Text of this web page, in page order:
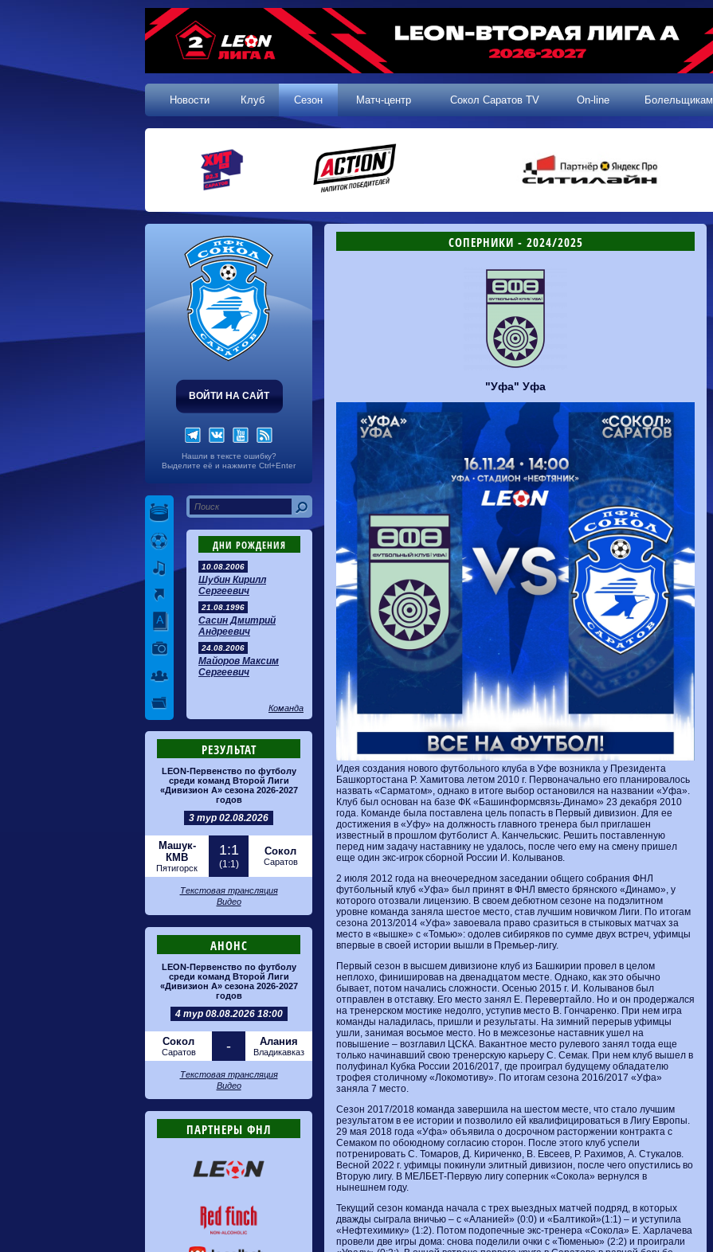
Новости Клуб Сезон Матч-центр Сокол Саратов TV On-line Болельщикам
ВОЙТИ НА САЙТ
Нашли в тексте ошибку?
Выделите её и нажмите Ctrl+Enter
ДНИ РОЖДЕНИЯ
10.08.2006
Шубин Кирилл
Сергеевич
21.08.1996
Сасин Дмитрий
Андреевич
24.08.2006
Майоров Максим
Сергеевич
Команда
РЕЗУЛЬТАТ
LEON-Первенство по футболу
среди команд Второй Лиги
«Дивизион А» сезона 2026-2027
годов
3 тур 02.08.2026
Машук-
КМВ
Пятигорск
1:1
(1:1)
Сокол
Саратов
Текстовая трансляция
Видео
АНОНС
LEON-Первенство по футболу
среди команд Второй Лиги
«Дивизион А» сезона 2026-2027
годов
4 тур 08.08.2026 18:00
Сокол
Саратов - Алания
Владикавказ
Текстовая трансляция
Видео
ПАРТНЕРЫ ФНЛ
СОПЕРНИКИ - 2024/2025
"Уфа" Уфа
Идея создания нового футбольного клуба в Уфе возникла у Президента
Башкортостана Р. Хамитова летом 2010 г. Первоначально его планировалось
назвать «Сарматом», однако в итоге выбор остановился на названии «Уфа».
Клуб был основан на базе ФК «Башинформсвязь-Динамо» 23 декабря 2010
года. Команде была поставлена цель попасть в Первый дивизион. Для ее
достижения в «Уфу» на должность главного тренера был приглашен
известный в прошлом футболист А. Канчельскис. Решить поставленную
перед ним задачу наставнику не удалось, после чего ему на смену пришел
еще один экс-игрок сборной России И. Колыванов.
2 июля 2012 года на внеочередном заседании общего собрания ФНЛ
футбольный клуб «Уфа» был принят в ФНЛ вместо брянского «Динамо», у
которого отозвали лицензию. В своем дебютном сезоне на подэлитном
уровне команда заняла шестое место, став лучшим новичком Лиги. По итогам
сезона 2013/2014 «Уфа» завоевала право сразиться в стыковых матчах за
место в «вышке» с «Томью»: одолев сибиряков по сумме двух встреч, уфимцы
впервые в своей истории вышли в Премьер-лигу.
Первый сезон в высшем дивизионе клуб из Башкирии провел в целом
неплохо, финишировав на двенадцатом месте. Однако, как это обычно
бывает, потом начались сложности. Осенью 2015 г. И. Колыванов был
отправлен в отставку. Его место занял Е. Перевертайло. Но и он продержался
на тренерском мостике недолго, уступив место В. Гончаренко. При нем игра
команды наладилась, пришли и результаты. На зимний перерыв уфимцы
ушли, занимая восьмое место. Но в межсезонье наставник ушел на
повышение – возглавил ЦСКА. Вакантное место рулевого занял тогда еще
только начинавший свою тренерскую карьеру С. Семак. При нем клуб вышел в
полуфинал Кубка России 2016/2017, где проиграл будущему обладателю
трофея столичному «Локомотиву». По итогам сезона 2016/2017 «Уфа»
заняла 7 место.
Сезон 2017/2018 команда завершила на шестом месте, что стало лучшим
результатом в ее истории и позволило ей квалифицироваться в Лигу Европы.
29 мая 2018 года «Уфа» объявила о досрочном расторжении контракта с
Семаком по обоюдному согласию сторон. После этого клуб успели
потренировать С. Томаров, Д. Кириченко, В. Евсеев, Р. Рахимов, А. Стукалов.
Весной 2022 г. уфимцы покинули элитный дивизион, после чего опустились во
Вторую лигу. В МЕЛБЕТ-Первую лигу соперник «Сокола» вернулся в
нынешнем году.
Текущий сезон команда начала с трех выездных матчей подряд, в которых
дважды сыграла вничью – с «Аланией» (0:0) и «Балтикой»(1:1) – и уступила
«Нефтехимику» (1:2). Потом подопечные экс-тренера «Сокола» Е. Харлачева
провели две игры дома: снова поделили очки с «Тюменью» (2:2) и проиграли
1 тур, 19.07.2026
1-1
Калуга
Динамо
0-0
Волгарь
0-0
Динамо-Брянск
2-1
Алания
1-2 Сибирь